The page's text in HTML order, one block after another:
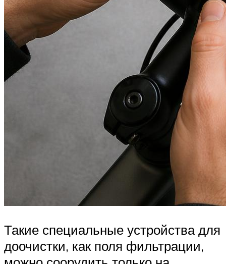
Такие специальные устройства для
доочистки, как поля фильтрации,